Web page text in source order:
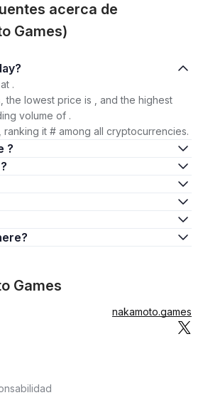
acerca de
Games)
is today?
.
the lowest price is , and the highest
volume of .
ranking it # among all cryptocurrencies.
?
there?
Games
nakamoto.games